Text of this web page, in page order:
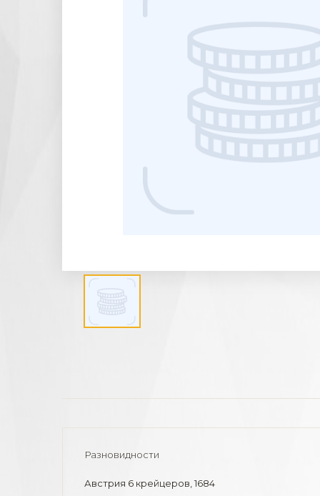
Разновидности
Австрия 6 крейцеров, 1684